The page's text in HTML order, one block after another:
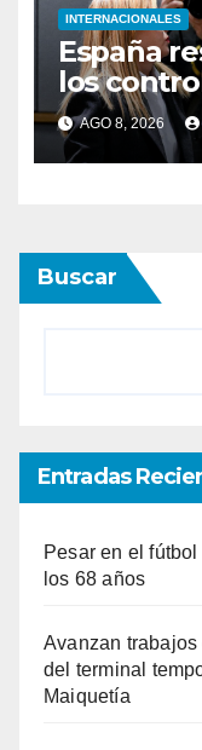
INTERNACIONALES
España
los
Italia tras
a retirar
AGO 8, 2026
Buscar
Entradas
Pesar en el
los 68 años
Avanzan
del terminal
Maiquetía